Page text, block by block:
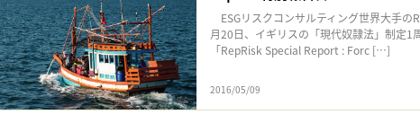
ESGリスクコンサルティング世界大手
月20日、イギリスの「現代奴隷法」制定1
「RepRisk Special Report : Forc […]
2016/05/09